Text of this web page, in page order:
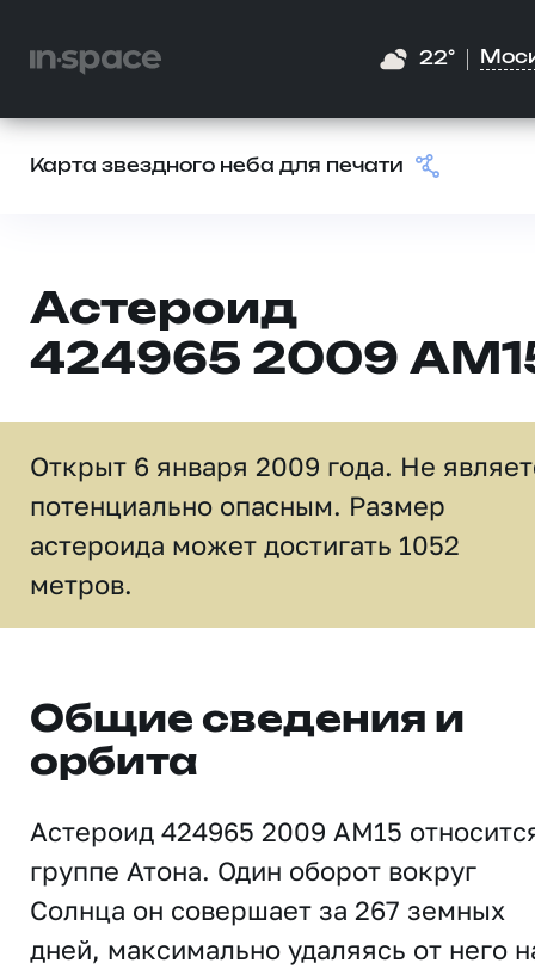
22°
Карта звездного неба для печати
Астероид
424965 2009
Открыт 6 января 2009 года. Не
потенциально опасным. Размер
астероида может достигать 1052
метров.
Общие сведения и
орбита
Астероид 424965 2009 AM15
группе Атона. Один оборот вокруг
Солнца он совершает за 267 земных
дней, максимально удаляясь от него